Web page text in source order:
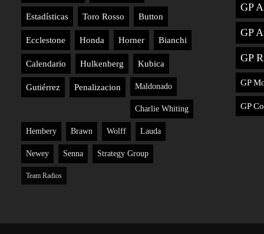
Estadísticas Toro Rosso Button
Ecclestone Honda Horner Bianchi
Calendario Hulkenberg Kubica
Gutiérrez Penalizacion Maldonado
Charlie Whiting
Hembery Brawn Wolff Lauda
Newey Senna Strategy Group
Team Radios
GP
GP
GP
GP
GP